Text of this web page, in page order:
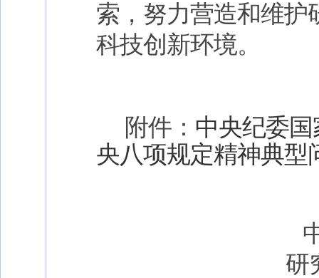
索，努力营造和维护
科技创新环境。
附件： 中央纪委
央八项规定精神典型
中共中国科
研